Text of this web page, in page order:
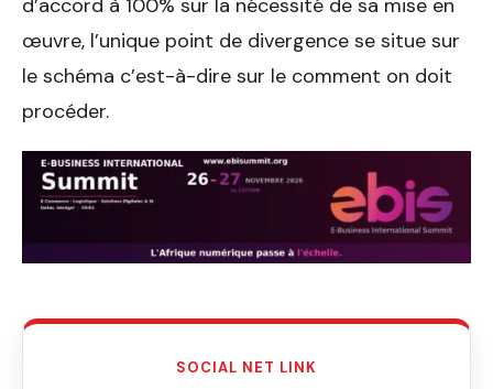
d’accord à 100% sur la nécessité de sa mise en
œuvre, l’unique point de divergence se situe sur
le schéma c’est-à-dire sur le comment on doit
procéder.
SOCIAL NET LINK